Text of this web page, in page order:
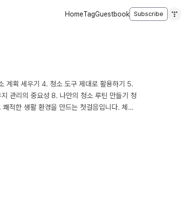
HomeTagGuestbook Subscribe
계획 세우기 4. 청소 도구 제대로 활용하기 5.
관리의 중요성 8. 나만의 청소 루틴 만들기 청
적한 생활 환경을 만드는 첫걸음입니다. 체계